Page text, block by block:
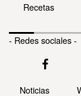
Recetas
- Redes sociales -
Noticias